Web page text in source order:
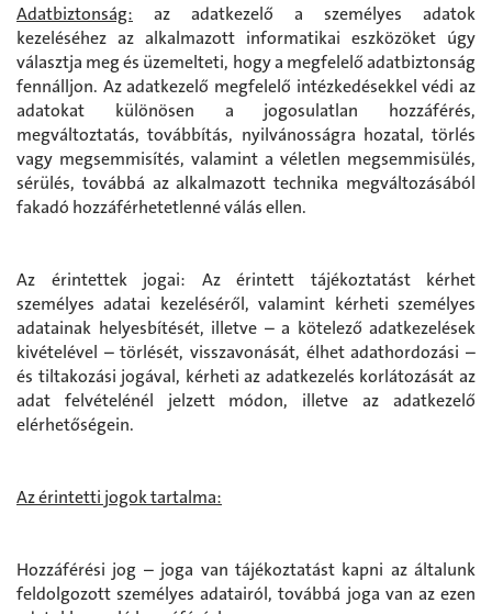
Adatbiztonság: az adatkezelő a személyes adatok
kezeléséhez az alkalmazott informatikai eszközöket úgy
választja meg és üzemelteti, hogy a megfelelő adatbiztonság
fennálljon. Az adatkezelő megfelelő intézkedésekkel védi az
adatokat különösen a jogosulatlan hozzáférés,
megváltoztatás, továbbítás, nyilvánosságra hozatal, törlés
vagy megsemmisítés, valamint a véletlen megsemmisülés,
sérülés, továbbá az alkalmazott technika megváltozásából
fakadó hozzáférhetetlenné válás ellen.
Az érintettek jogai: Az érintett tájékoztatást kérhet
személyes adatai kezeléséről, valamint kérheti személyes
adatainak helyesbítését, illetve – a kötelező adatkezelések
kivételével – törlését, visszavonását, élhet adathordozási –
és tiltakozási jogával, kérheti az adatkezelés korlátozását az
adat felvételénél jelzett módon, illetve az adatkezelő
elérhetőségein.
Az érintetti jogok tartalma:
Hozzáférési jog – joga van tájékoztatást kapni az általunk
feldolgozott személyes adatairól, továbbá joga van az ezen